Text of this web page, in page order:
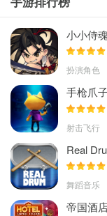
个性化的阅读体验。
小小侍
扮演角色
手枪爪
射击飞行
Real
舞蹈音乐
帝国酒